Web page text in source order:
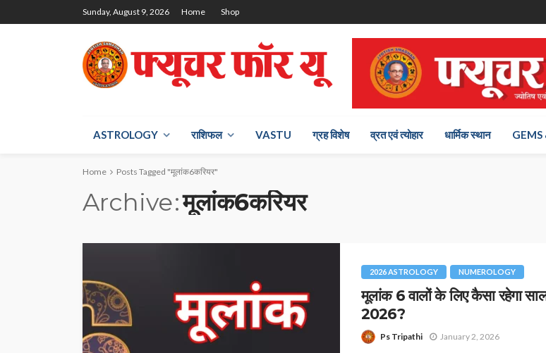
Sunday, August 9, 2026 Home Shop
ASTROLOGY राश‍िफल VASTU ग्रह विशेष व्रत एवं त्योहार धार्मिक स्थान GEMS
Home Posts Tagged "मूलांक6करियर"
Archive मूलांक6करियर
2026 ASTROLOGY NUMEROLOGY
मूलांक 6 वालों के लिए कैसा रहेगा
2026?
Ps Tripathi January 2, 2026